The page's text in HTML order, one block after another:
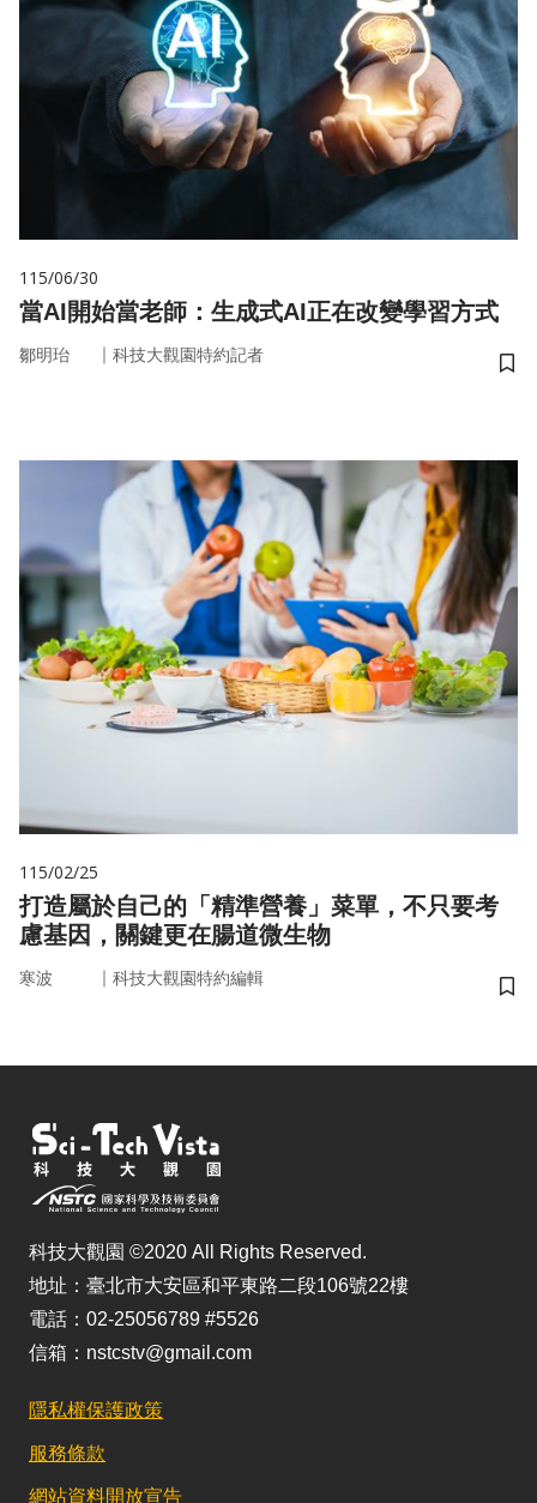
115/06/30
當AI開始當老師：生成式AI正在改變學習方式
鄒明珆 ｜ 科技大觀園特約記者
儲
115/02/25
打造屬於自己的「精準營養」菜單，不只要考
慮基因，關鍵更在腸道微生物
寒波 ｜ 科技大觀園特約編輯
儲
科技大觀園 ©2020 All Rights Reserved.
地址：臺北市大安區和平東路二段106號22樓
電話：02-25056789 #5526
信箱：nstcstv@gmail.com
隱私權保護政策
服務條款
網站資料開放宣告